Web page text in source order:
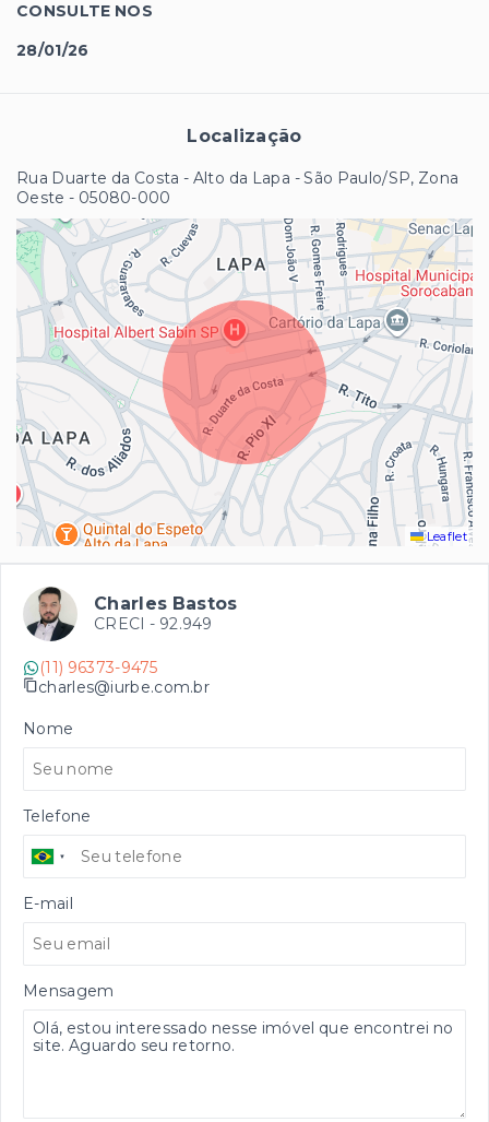
CONSULTE NOS
28/01/26
Localização
Rua Duarte da Costa - Alto da Lapa - São Paulo/SP, Zona
Oeste - 05080-000
Leaflet
Charles Bastos
CRECI - 92.949
(11) 96373-9475
charles@iurbe.com.br
Nome
Telefone
E-mail
Mensagem